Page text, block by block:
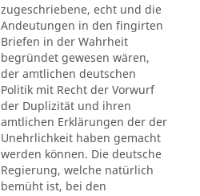
zugeschriebene, echt und die
Andeutungen in den fingirten
Briefen in der Wahrheit
begründet gewesen wären,
der amtlichen deutschen
Politik mit Recht der Vorwurf
der Duplizität und ihren
amtlichen Erklärungen der der
Unehrlichkeit haben gemacht
werden können. Die deutsche
Regierung, welche natürlich
bemüht ist, bei den